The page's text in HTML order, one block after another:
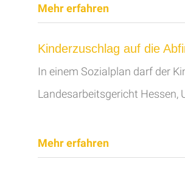
Mehr erfahren
Kinderzuschlag auf die
In einem Sozialplan darf der
Landesarbeitsgericht Hessen,
Mehr erfahren